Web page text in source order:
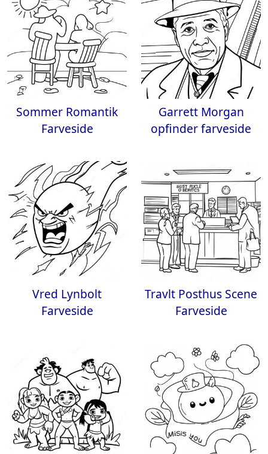
Sommer Romantik
Farveside
Garrett Morgan
opfinder farveside
Vred Lynbolt
Farveside
Travlt Posthus Scene
Farveside